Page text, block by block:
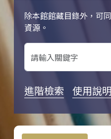
除本館館藏目錄外，可
資源。
關鍵字搜尋
進階檢索 使用說明